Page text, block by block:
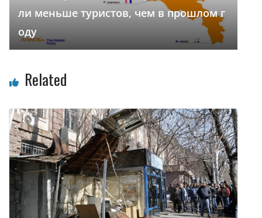
ли меньше туристов, чем в прошлом г
оду
Related